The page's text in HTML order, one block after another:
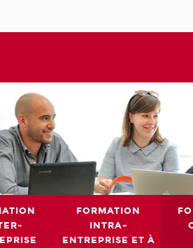
FORMATION
INTRA-
ENTREPRISE ET À